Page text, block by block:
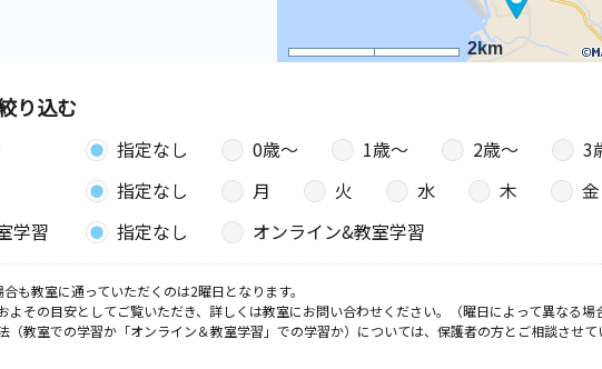
2km
り込む
指定なし 0歳〜 1歳〜 2歳〜 3
指定なし 月 火 水 木 金
学習
指定なし オンライン&教室学習
も教室に通っていただくのは2曜日となります。
その目安としてご覧いただき、詳しくは教室にお問い合わせください。（曜日によって異なる場
教室での学習か「オンライン＆教室学習」での学習か）については、保護者の方とご相談させて